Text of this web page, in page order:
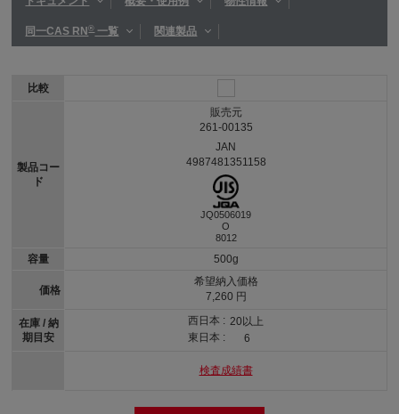
同一CAS RN®一覧 関連製品
比較
製品コー
ド
容量
価格
在庫 / 納
期目安
販売元
261-00135
JAN
4987481351158
JQ0506019
O
8012
500g
希望納入価格
7,260 円
西日本 : 20以上
東日本 :
6
検査成績書